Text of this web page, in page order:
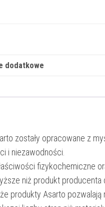
dodatkowe
zostały opracowane z
i niezawodności.
fizykochemiczne
niż produkt producenta
produkty Asarto pozwalają